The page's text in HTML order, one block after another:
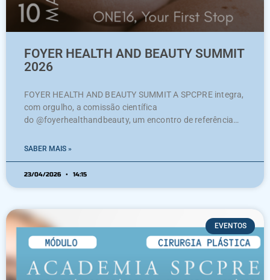
FOYER HEALTH AND BEAUTY SUMMIT
2026
FOYER HEALTH AND BEAUTY SUMMIT A SPCPRE integra,
com orgulho, a comissão científica
do @foyerhealthandbeauty, um encontro de referência
espaço de partilha de conhecimento, inovação e reflexão,
segurança na área da estética. 📍 Lisboa📅 9 e 10 de
SABER MAIS »
23/04/2026 14:15
EVENTOS